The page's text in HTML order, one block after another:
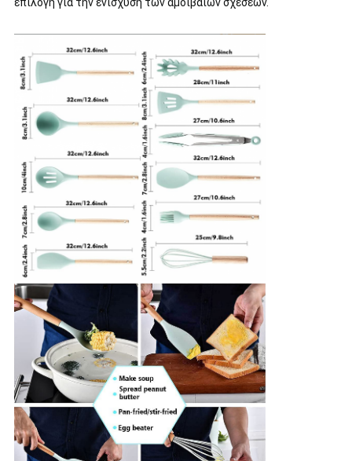
επιλογή για την ενίσχυση των αμοιβαίων σχέσεων.